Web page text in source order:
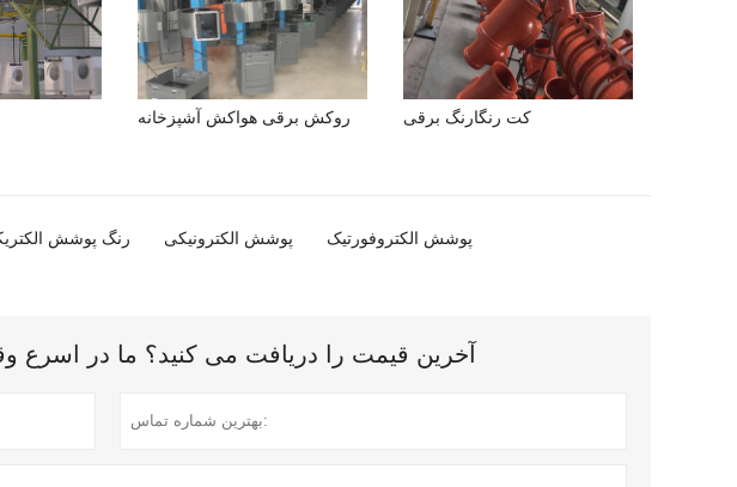
روکش برقی هواکش آشپزخانه کت رنگارنگ برقی
رنگ پوشش پوشش الکترونیکی پوشش الکتروفورتیک
آخرین قیمت را دریافت می کنید؟ ما در اسرع وقت (ظرف 12 ساعت)